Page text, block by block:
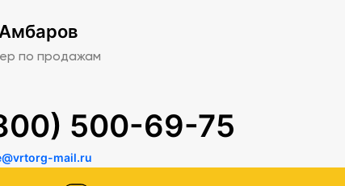
по продажам
500-69-75
mail.ru